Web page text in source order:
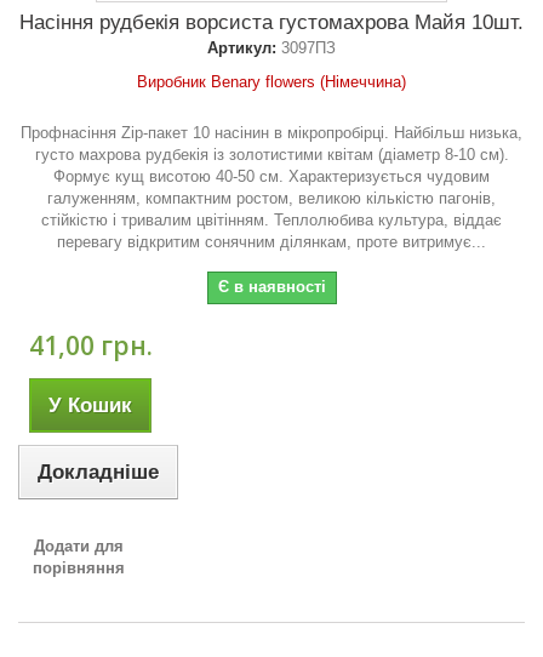
Насіння рудбекія ворсиста густомахрова Майя 10шт.
Артикул: 3097ПЗ
Виробник Benary flowers (Німеччина)
Профнасіння Zip-пакет 10 насінин в мікропробірці. Найбільш низька,
густо махрова рудбекія із золотистими квітам (діаметр 8-10 см).
Формує кущ висотою 40-50 см. Характеризується чудовим
галуженням, компактним ростом, великою кількістю пагонів,
стійкістю і тривалим цвітінням. Теплолюбива культура, віддає
перевагу відкритим сонячним ділянкам, проте витримує...
Є в наявності
41,00 грн.
У Кошик
Докладніше
Додати для
порівняння